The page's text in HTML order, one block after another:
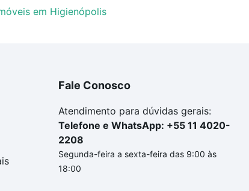
em Higienópolis
Fale Conosco
Atendimento para dúvidas gerais:
Telefone e WhatsApp: +55 11 4020-
2208
Segunda-feira a sexta-feira das 9:00 às
18:00